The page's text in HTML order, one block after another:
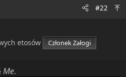
#22
etosów Członek Załogi
Me.